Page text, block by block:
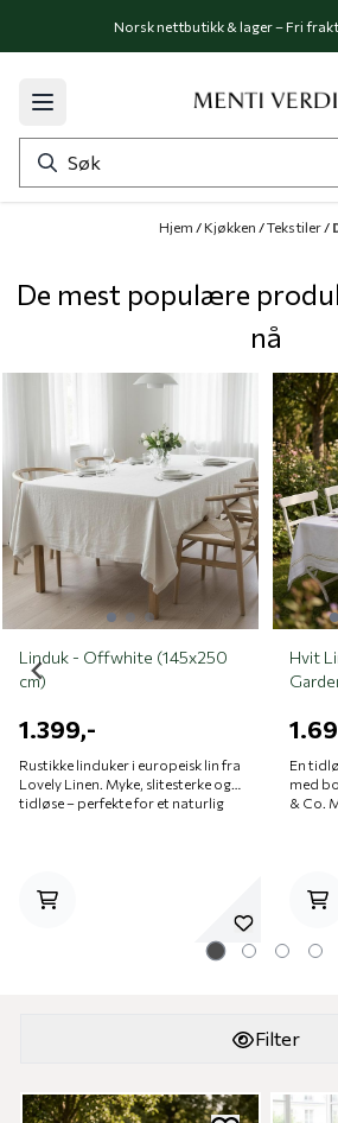
Hopp til innholdNorsk nettbutikk & lager – Fri
Hjem / Kjøkken /Tekstiler /
De mest populære
nå
Linduk - Offwhite (145x250
cm)
1.399,-
Rustikke linduker i europeisk lin fra
Lovely Linen. Myke, slitesterke og
tidløse – perfekte for et naturlig
Hvit
En
med
& Co.
Filter